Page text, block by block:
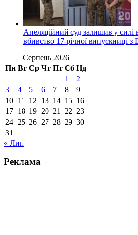
Апеляційний суд залишив у силі
вбивство 17-річної випускниці з
Серпень 2026
Пн Вт Ср Чт Пт Сб Нд
1
2
3
4 5 6 7 8
9
10 11 12 13 14 15 16
17 18 19 20 21 22 23
24 25 26 27 28 29 30
31
« Лип
Реклама